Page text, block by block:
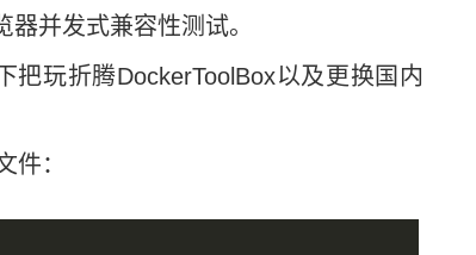
并发式兼容性测试。
把玩折腾DockerToolBox以及更换国内
：